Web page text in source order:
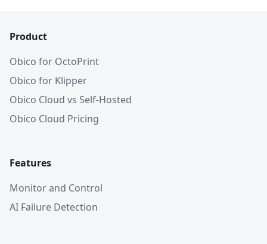
Product
Obico for OctoPrint
Obico for Klipper
Obico Cloud vs Self-Hosted
Obico Cloud Pricing
Features
Monitor and Control
AI Failure Detection